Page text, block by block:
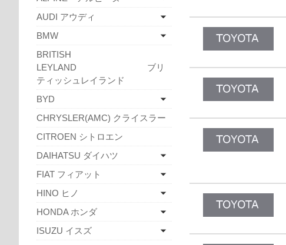
AUDI アウディ
BMW
BRITISH
LEYLAND ブリ
ティッシュレイランド
BYD
CHRYSLER(AMC) クライスラー
CITROEN シトロエン
DAIHATSU ダイハツ
FIAT フィアット
HINO ヒノ
HONDA ホンダ
ISUZU イスズ